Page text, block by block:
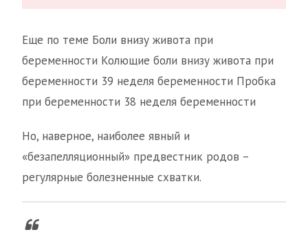
Еще по теме Боли внизу живота при
беременности Колющие боли внизу живота при
беременности 39 неделя беременности Пробка
при беременности 38 неделя беременности
Но, наверное, наиболее явный и
«безапелляционный» предвестник родов –
регулярные болезненные схватки.